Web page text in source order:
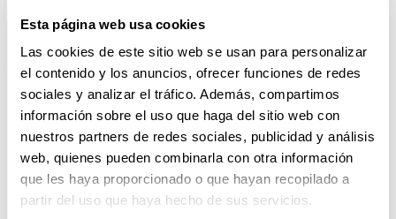
Esta página web usa cookies
Las cookies de este sitio web se usan para personalizar
el contenido y los anuncios, ofrecer funciones de redes
sociales y analizar el tráfico. Además, compartimos
información sobre el uso que haga del sitio web con
nuestros partners de redes sociales, publicidad y análisis
web, quienes pueden combinarla con otra información
que les haya proporcionado o que hayan recopilado a
partir del uso que haya hecho de sus servicios.
HORARIO DE ATENCIÓN TELEFÓNICA